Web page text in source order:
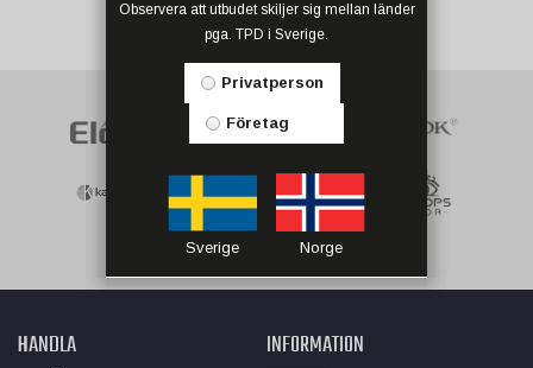
HANDLA INFORMATION
Observera att utbudet skiljer sig mellan länder
pga. TPD i Sverige.
Privatperson
Företag
Sverige Norge